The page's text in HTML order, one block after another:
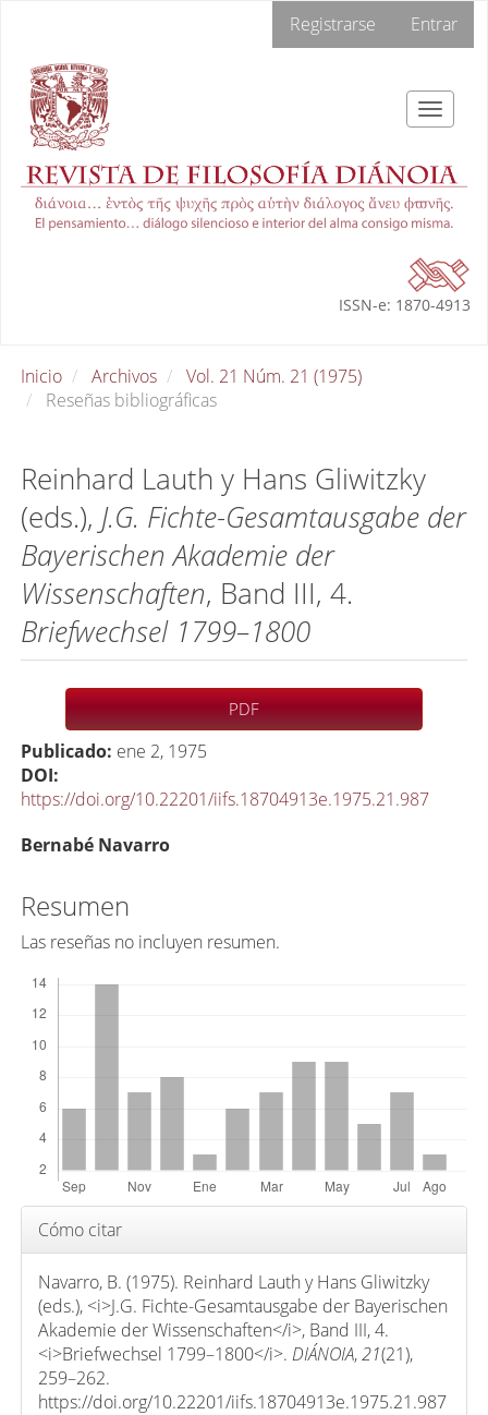
Contenido
principal
Barra
lateral
Registrarse Entrar
Toggle
ISSN-e: 1870-4913
Inicio Archivos
Vol. 21 Núm. 21 (1975)
Reseñas bibliográficas
Reinhard Lauth y Hans Gliwitzky
(eds.), J.G. Fichte-Gesamtausgabe der
Bayerischen Akademie der
Wissenschaften, Band III, 4.
Briefwechsel 1799–1800
Barra
lateral
del
artículo
PDF
Publicado: ene 2, 1975
DOI:
https://doi.org/10.22201/iifs.18704913e.1975.21.987
C
n
t
e
n
d
c
Bernabé Navarro
Resumen
Las reseñas no incluyen resumen.
Detalles
del
artículo
Cómo citar
Navarro, B. (1975). Reinhard Lauth y Hans Gliwitzky
(eds.), <i>J.G. Fichte-Gesamtausgabe der Bayerischen
Akademie der Wissenschaften</i>, Band III, 4.
<i>Briefwechsel 1799–1800</i>. DIÁNOIA,21(21),
259–262.
https://doi.org/10.22201/iifs.18704913e.1975.21.987